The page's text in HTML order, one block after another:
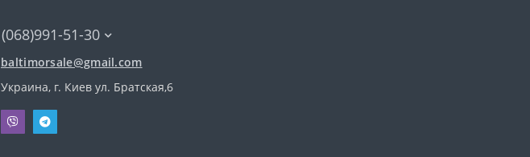
(068)991-51-30
baltimorsale@gmail.com
Украина, г. Киев ул. Братская,6